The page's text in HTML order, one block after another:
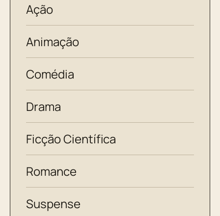
Ação
Animação
Comédia
Drama
Ficção Científica
Romance
Suspense